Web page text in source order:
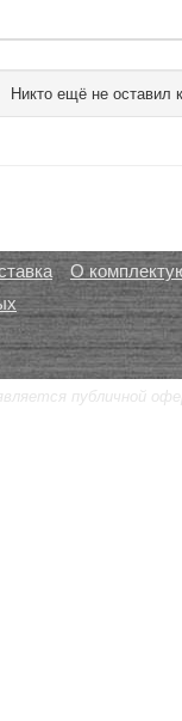
Никто ещё не оставил
О
публичной